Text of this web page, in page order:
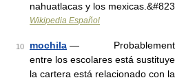
nahuatlacas y los
Wikipedia Español
10 mochila — Probablemente
entre los escolares está
la cartera está relacionado con